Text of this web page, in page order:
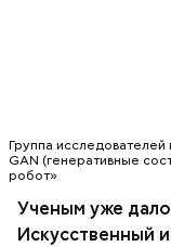
Группа исследователей
GAN (генеративные
робот»
Ученым уже
Искусственный
предлагает одно
В результате
пока не